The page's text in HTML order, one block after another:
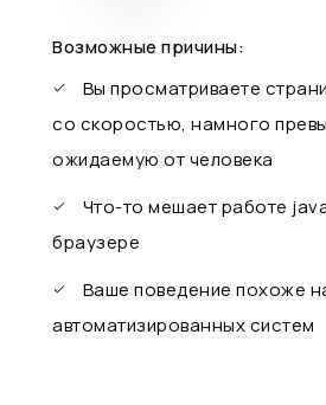
Возможные причины:
Вы просматриваете
со скоростью, намного
ожидаемую от человека
Что-то мешает работе
браузере
Ваше поведение похоже
автоматизированных систем